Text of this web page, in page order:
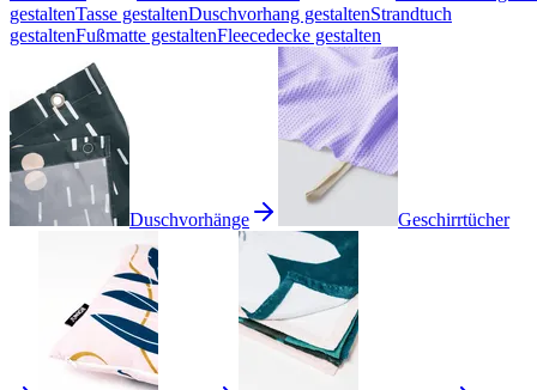
gestaltenTasse gestaltenDuschvorhang gestaltenStrandtuch
gestaltenFußmatte gestaltenFleecedecke gestalten
Duschvorhänge Geschirrtücher